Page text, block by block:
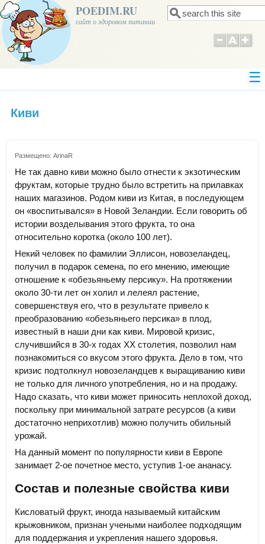
POEDIM.RU
сайт о здоровом питании Форма поиска
Поиск
Киви
Размещено: ArinaR
Не так давно киви можно было отнести к экзотическим
фруктам, которые трудно было встретить на прилавках
наших магазинов. Родом киви из Китая, в последующем
он «воспитывался» в Новой Зеландии. Если говорить об
истории возделывания этого фрукта, то она
относительно коротка (около 100 лет).
Некий человек по фамилии Эллисон, новозеландец,
получил в подарок семена, по его мнению, имеющие
отношение к «обезьяньему персику». На протяжении
около 30-ти лет он холил и лелеял растение,
совершенствуя его, что в результате привело к
преобразованию «обезьяньего персика» в плод,
известный в наши дни как киви. Мировой кризис,
случившийся в 30-х годах ХХ столетия, позволил нам
познакомиться со вкусом этого фрукта. Дело в том, что
кризис подтолкнул новозеландцев к выращиванию киви
не только для личного употребления, но и на продажу.
Надо сказать, что киви может приносить неплохой доход,
поскольку при минимальной затрате ресурсов (а киви
достаточно неприхотлив) можно получить обильный
урожай.
На данный момент по популярности киви в Европе
занимает 2-ое почетное место, уступив 1-ое ананасу.
Состав и полезные свойства киви
Кисловатый фрукт, иногда называемый китайским
крыжовником, признан учеными наиболее подходящим
для поддержания и укрепления нашего здоровья.